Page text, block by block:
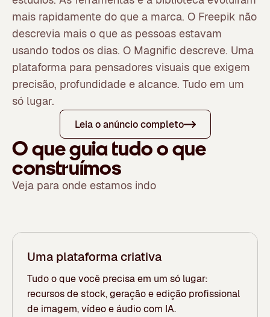
mais rapidamente do que a marca. O Freepik não
descrevia mais o que as pessoas estavam
usando todos os dias. O Magnific descreve. Uma
plataforma para pensadores visuais que exigem
precisão, profundidade e alcance. Tudo em um
só lugar.
Leia o anúncio completo
O que guia tudo o que
construímos
Veja para onde estamos indo
Uma plataforma criativa
Tudo o que você precisa em um só lugar:
recursos de stock, geração e edição profissional
de imagem, vídeo e áudio com IA.